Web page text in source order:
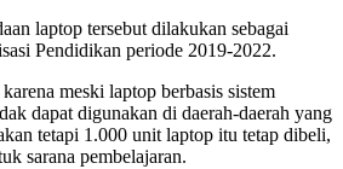
laptop tersebut dilakukan sebagai
Pendidikan periode 2019-2022.
meski laptop berbasis sistem
dapat digunakan di daerah-daerah yang
tetapi 1.000 unit laptop itu tetap dibeli,
sarana pembelajaran.